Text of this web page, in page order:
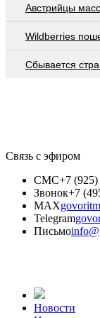
Австрийцы
Wildberries
Сбывается
Связь с эфиром
СМС+7
Звонок+7
MAX
Telegram
Письмо
Новости